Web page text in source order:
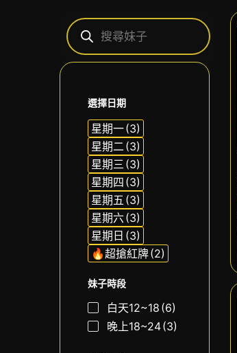
選擇日期
星期一(3)
星期二 (3)
星期三 (3)
星期四 (3)
星期五 (3)
星期六(3)
星期日 (3)
🔥超搶紅牌(2)
妹子時段
白天12~18 (6)
晚上18~24(3)